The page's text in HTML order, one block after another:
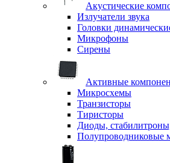
Акустические
Излучатели звука
Головки
Микрофоны
Сирены
Активные
Микросхемы
Транзисторы
Тиристоры
Диоды,
Полупроводниковые